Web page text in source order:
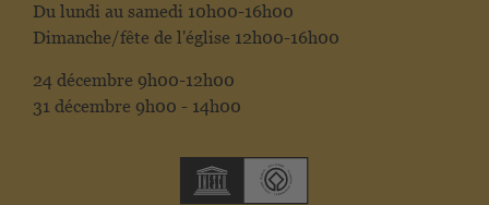
Du lundi au samedi 10h00-16h00
Dimanche/fête de l'église 12h00-16h00
24 décembre 9h00-12h00
31 décembre 9h00 - 14h00